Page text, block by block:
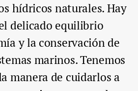
hídricos naturales. Hay
delicado equilibrio
y la conservación de
marinos. Tenemos
manera de cuidarlos a